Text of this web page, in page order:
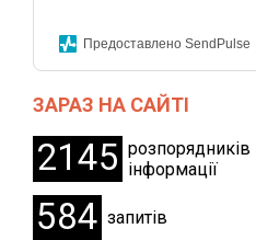
Предоставлено SendPulse
ЗАРАЗ НА САЙТІ
2145 розпорядників
інформації
584 запитів